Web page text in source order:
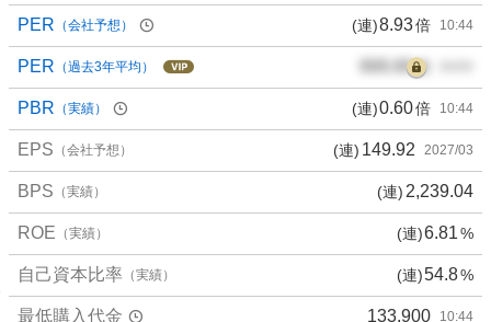
PER （会社予想） (連)8.93倍 10:44
PER （過去3年平均） 000.00倍
PBR （実績） (連)0.60倍 10:44
EPS （会社予想） (連) 149.92 2027/03
BPS （実績） (連) 2,239.04
ROE （実績） (連)6.81%
自己資本比率 （実績） (連)54.8%
最低購入代金 133,900 10:44